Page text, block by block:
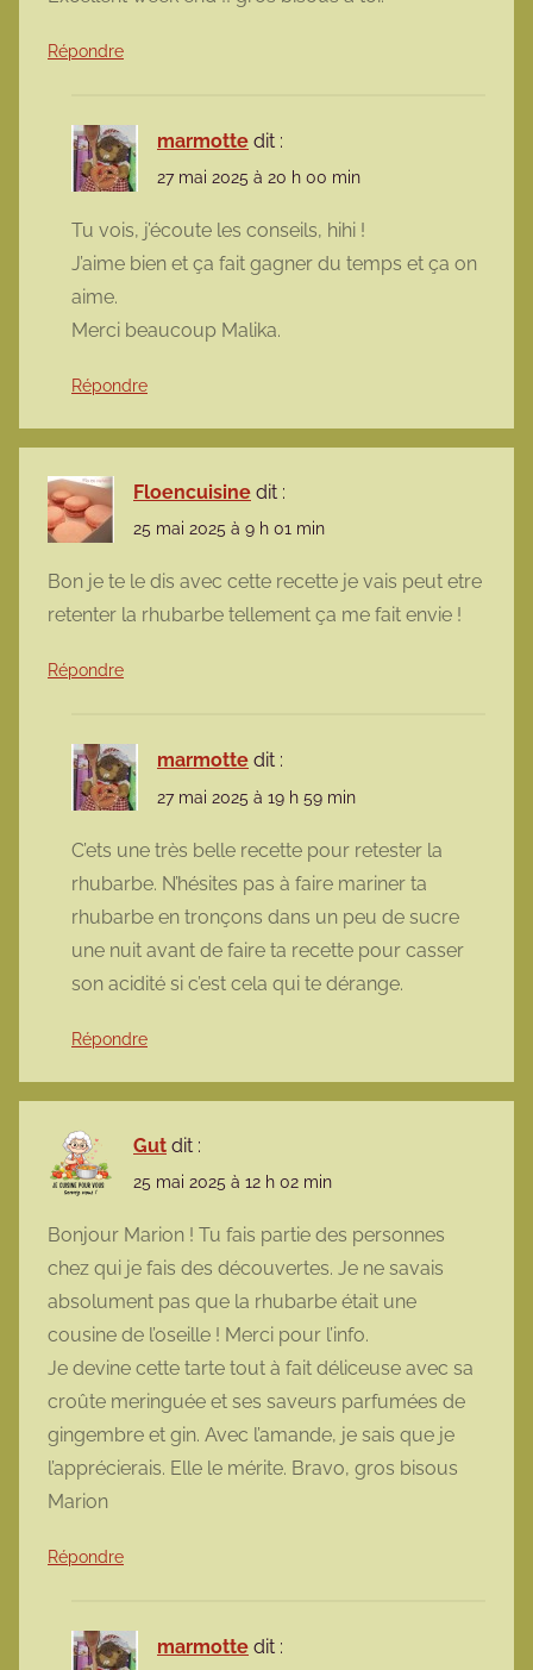
Répondre
marmotte dit :
27 mai 2025 à 20 h 00 min
Tu vois, j’écoute les conseils, hihi !
J’aime bien et ça fait gagner du temps et ça on
aime.
Merci beaucoup Malika.
Répondre
Floencuisine dit :
25 mai 2025 à 9 h 01 min
Bon je te le dis avec cette recette je vais peut etre
retenter la rhubarbe tellement ça me fait envie !
Répondre
marmotte dit :
27 mai 2025 à 19 h 59 min
C’ets une très belle recette pour retester la
rhubarbe. N’hésites pas à faire mariner ta
rhubarbe en tronçons dans un peu de sucre
une nuit avant de faire ta recette pour casser
son acidité si c’est cela qui te dérange.
Répondre
Gut dit :
25 mai 2025 à 12 h 02 min
Bonjour Marion ! Tu fais partie des personnes
chez qui je fais des découvertes. Je ne savais
absolument pas que la rhubarbe était une
cousine de l’oseille ! Merci pour l’info.
Je devine cette tarte tout à fait déliceuse avec sa
croûte meringuée et ses saveurs parfumées de
gingembre et gin. Avec l’amande, je sais que je
l’apprécierais. Elle le mérite. Bravo, gros bisous
Marion
Répondre
marmotte dit :